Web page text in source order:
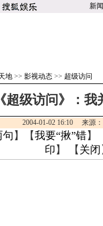
新闻
地 >> 影视动态 >> 超级访问
超级访问》：我
2004-01-02 16:10 来源
句 】【我要“揪”错】
印 】 【 关闭